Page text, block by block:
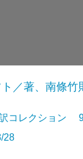
／著、南條竹
コレクション